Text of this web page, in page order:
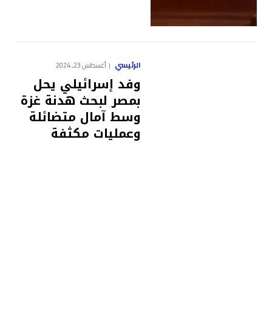
الرئيسي أغسطس 23, 2024
وفد إسرائيلي يحل
بمصر لبحث هدنة غزة
وسط آمال متضائلة
وعمليات مكثفة